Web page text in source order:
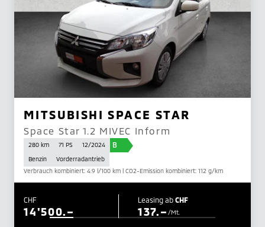
MITSUBISHI SPACE STAR
Space Star 1.2 MIVEC Inform
280 km 71 PS 12/2024 B
Benzin
Vorderradantrieb
Verbrauch kombiniert: 4.9 l/100 km | CO2-Emission kombiniert: 112 g/km
CHF
14'500.–
Leasing ab CHF
137.– /Mt.